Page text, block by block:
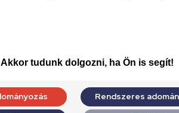
Akkor tudunk dolgozni, ha Ön is segít!